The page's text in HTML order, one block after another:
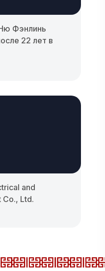
Фэнлинь
22 лет в
and
Co., Ltd.